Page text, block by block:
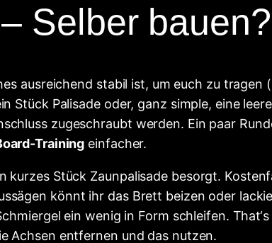
Selber bauen?
ausreichend stabil ist, um euch zu tragen
Stück Palisade oder, ganz simple, eine
zugeschraubt werden. Ein paar
Training einfacher.
Stück Zaunpalisade besorgt.
könnt ihr das Brett beizen oder
ein wenig in Form schleifen.
Achsen entfernen und das nutzen.